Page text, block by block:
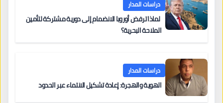
دراسات المدار
لماذا ترفض أوروبا الانضمام إلى دورية مشتركة لتأمين
الملاحة البحرية؟
دراسات المدار
الهوية والهجرة: إعادة تشكيل الانتماء عبر الحدود